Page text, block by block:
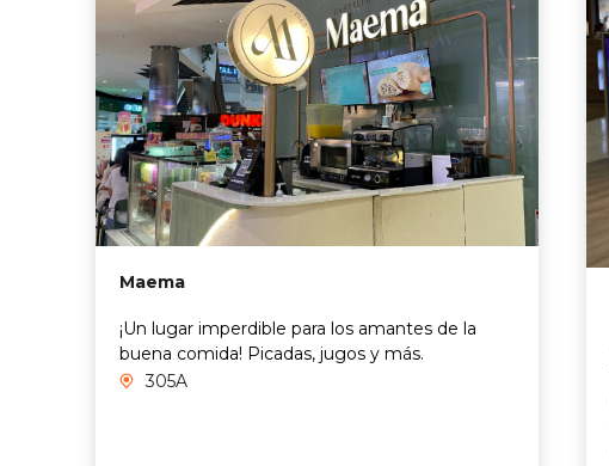
Maema
¡Un lugar imperdible para los amantes de la
buena comida! Picadas, jugos y más.
305A